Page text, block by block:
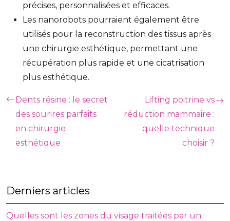
précises, personnalisées et efficaces.
Les nanorobots pourraient également être
utilisés pour la reconstruction des tissus après
une chirurgie esthétique, permettant une
récupération plus rapide et une cicatrisation
plus esthétique.
Dents résine : le secret
des sourires parfaits
en chirurgie
esthétique
Lifting poitrine vs
réduction mammaire :
quelle technique
choisir ?
Derniers articles
Quelles sont les zones du visage traitées par un